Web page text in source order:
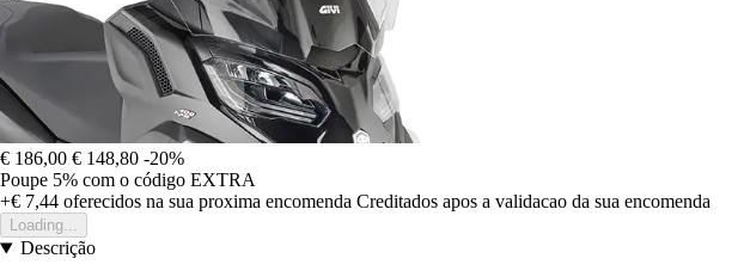
€ 186,00 € 148,80 -20%
Poupe 5% com o código EXTRA
+€ 7,44 oferecidos na sua proxima encomenda Creditados apos a validacao da sua encomenda
Loading...
Descrição